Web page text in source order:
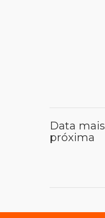
Data mais
próxima